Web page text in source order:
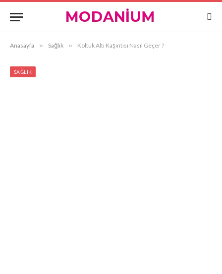
Anasayfa » Sağlık » Koltuk Altı Kaşıntısı Nasıl Geçer ?
SAĞLIK